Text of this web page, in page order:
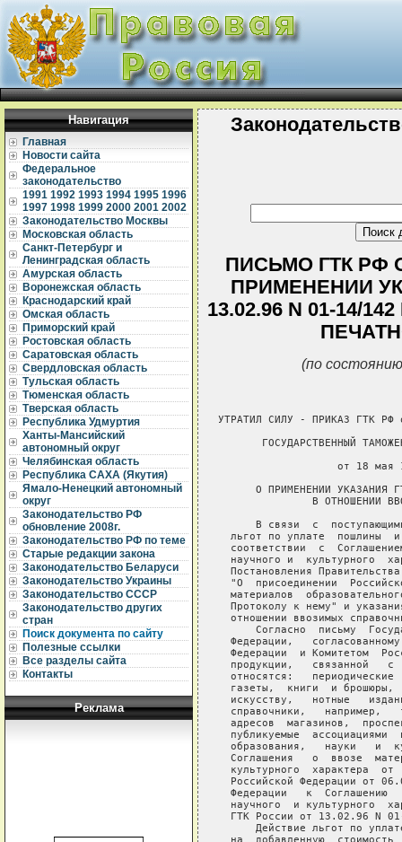
Навигация
Главная
Новости сайта
Федеральное
законодательство
1991 1992 1993 1994 1995 1996
1997 1998 1999 2000 2001 2002
Законодательство Москвы
Московская область
Санкт-Петербург и
Ленинградская область
Амурская область
Воронежская область
Краснодарский край
Омская область
Приморский край
Ростовская область
Саратовская область
Свердловская область
Тульская область
Тюменская область
Тверская область
Республика Удмуртия
Ханты-Мансийский
автономный округ
Челябинская область
Республика САХА (Якутия)
Ямало-Ненецкий автономный
округ
Законодательство РФ
обновление 2008г.
Законодательство РФ по теме
Старые редакции закона
Законодательство Беларуси
Законодательство Украины
Законодательство СССР
Законодательство других
стран
Поиск документа по сайту
Полезные ссылки
Все разделы сайта
Контакты
Реклама
ПИСЬМО ГТК РФ
ПРИМЕНЕНИИ
13.02.96 N 01-14/
(по
УТРАТИЛ СИЛУ - ПРИКАЗ ГТК РФ
ГОСУДАРСТВЕННЫЙ
от 18 мая
О ПРИМЕНЕНИИ УКАЗАНИЯ
В ОТНОШЕНИИ
В связи  с
льгот по уплате  пошлины
соответствии  с
научного и  культурного
Постановления
"О  присоединении
материалов
Протоколу к нему" и
отношении ввозимых
Согласно  письму
Федерации,
Федерации  и Комитетом
продукции,   связанной   с
относятся:   периодические
газеты,  книги  и брошюры,
искусству,   нотные
справочники,   например,
адресов  магазинов,
публикуемые  ассоциациями
образования,   науки   и
Соглашения   о  ввозе
культурного  характера  от
Российской Федерации от
Федерации   к  Соглашению
научного  и культурного
ГТК России от 13.02.96 N
Действие льгот по
на  добавленную  стоимость